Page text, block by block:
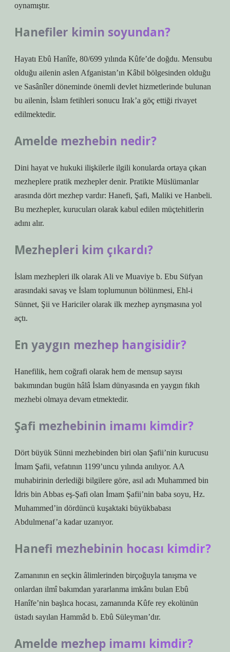
oynamıştır.
Hanefiler kimin soyundan?
Hayatı Ebû Hanîfe, 80/699 yılında Kûfe’de doğdu. Mensubu
olduğu ailenin aslen Afganistan’ın Kâbil bölgesinden olduğu
ve Sasânîler döneminde önemli devlet hizmetlerinde bulunan
bu ailenin, İslam fetihleri ​​sonucu Irak’a göç ettiği rivayet
edilmektedir.
Amelde mezhebin nedir?
Dini hayat ve hukuki ilişkilerle ilgili konularda ortaya çıkan
mezheplere pratik mezhepler denir. Pratikte Müslümanlar
arasında dört mezhep vardır: Hanefi, Şafi, Maliki ve Hanbeli.
Bu mezhepler, kurucuları olarak kabul edilen müçtehitlerin
adını alır.
Mezhepleri kim çıkardı?
İslam mezhepleri ilk olarak Ali ve Muaviye b. Ebu Süfyan
arasındaki savaş ve İslam toplumunun bölünmesi, Ehl-i
Sünnet, Şii ve Hariciler olarak ilk mezhep ayrışmasına yol
açtı.
En yaygın mezhep hangisidir?
Hanefilik, hem coğrafi olarak hem de mensup sayısı
bakımından bugün hâlâ İslam dünyasında en yaygın fıkıh
mezhebi olmaya devam etmektedir.
Şafi mezhebinin imamı kimdir?
Dört büyük Sünni mezhebinden biri olan Şafii’nin kurucusu
İmam Şafii, vefatının 1199’uncu yılında anılıyor. AA
muhabirinin derlediği bilgilere göre, asıl adı Muhammed bin
İdris bin Abbas eş-Şafi olan İmam Şafii’nin baba soyu, Hz.
Muhammed’in dördüncü kuşaktaki büyükbabası
Abdulmenaf’a kadar uzanıyor.
Hanefi mezhebinin hocası kimdir?
Zamanının en seçkin âlimlerinden birçoğuyla tanışma ve
onlardan ilmî bakımdan yararlanma imkânı bulan Ebû
Hanîfe’nin başlıca hocası, zamanında Kûfe rey ekolünün
üstadı sayılan Hammâd b. Ebû Süleyman’dır.
Amelde mezhep imamı kimdir?